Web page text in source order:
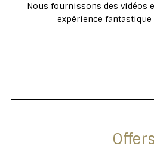
Nous fournissons des vidéos
expérience fantastique
Offers